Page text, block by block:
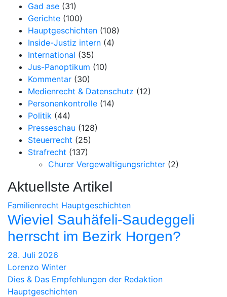
Gad ase (31)
Gerichte (100)
Hauptgeschichten (108)
Inside-Justiz intern (4)
International (35)
Jus-Panoptikum (10)
Kommentar (30)
Medienrecht & Datenschutz (12)
Personenkontrolle (14)
Politik (44)
Presseschau (128)
Steuerrecht (25)
Strafrecht (137)
Churer Vergewaltigungsrichter (2)
Aktuellste Artikel
Familienrecht Hauptgeschichten
Wieviel Sauhäfeli-Saudeggeli
herrscht im Bezirk Horgen?
28. Juli 2026
Lorenzo Winter
Dies & Das Empfehlungen der Redaktion
Hauptgeschichten